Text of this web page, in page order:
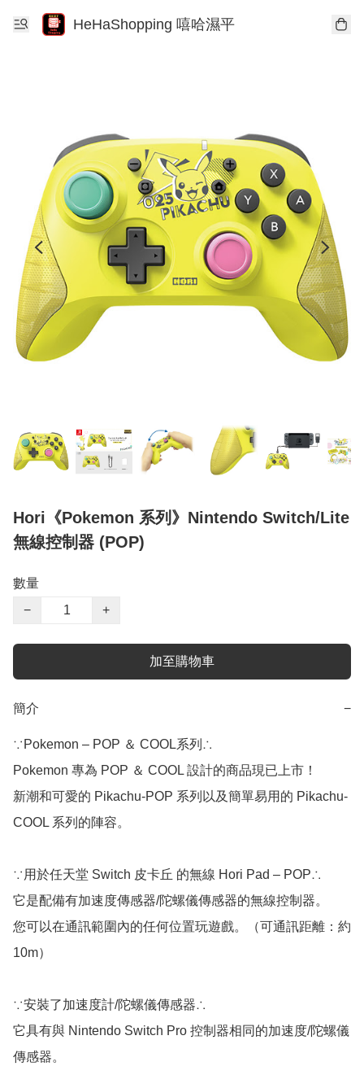
HeHaShopping 嘻哈濕平
Hori《Pokemon 系列》Nintendo Switch/Lite
無線控制器 (POP)
數量
−
+
加至購物車
簡介 −
∵Pokemon – POP ＆ COOL系列∴
Pokemon 專為 POP ＆ COOL 設計的商品現已上市！
新潮和可愛的 Pikachu-POP 系列以及簡單易用的 Pikachu-
COOL 系列的陣容。
∵用於任天堂 Switch 皮卡丘 的無線 Hori Pad – POP∴
它是配備有加速度傳感器/陀螺儀傳感器的無線控制器。
您可以在通訊範圍內的任何位置玩遊戲。（可通訊距離：約
10m）
∵安裝了加速度計/陀螺儀傳感器∴
它具有與 Nintendo Switch Pro 控制器相同的加速度/陀螺儀
傳感器。